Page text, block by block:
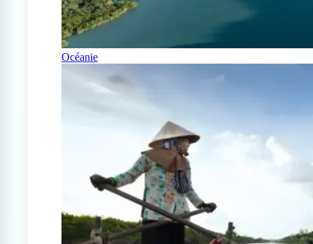
Océanie